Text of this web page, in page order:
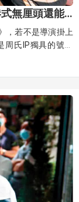
無厘頭還能
，若不是導演掛上
氏IP獨具的號召